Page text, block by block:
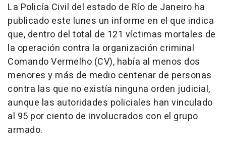
La Policía Civil del estado de Río de Janeiro ha
publicado este lunes un informe en el que indica
que, dentro del total de 121 víctimas mortales de
la operación contra la organización criminal
Comando Vermelho (CV), había al menos dos
menores y más de medio centenar de personas
contra las que no existía ninguna orden judicial,
aunque las autoridades policiales han vinculado
al 95 por ciento de involucrados con el grupo
armado.